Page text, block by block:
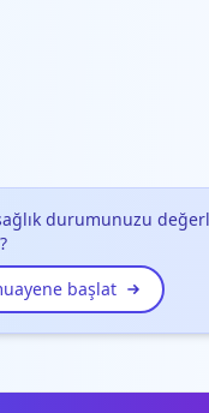
durumunuzu
başlat